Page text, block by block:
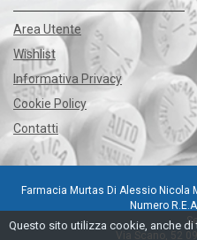
Questo sito utilizza cookie, anche
Area Utente
Wishlist
Informativa Privacy
Cookie Policy
Contatti
Farmacia Murtas Di Alessio Nicola
Numero
Via Scano, 52